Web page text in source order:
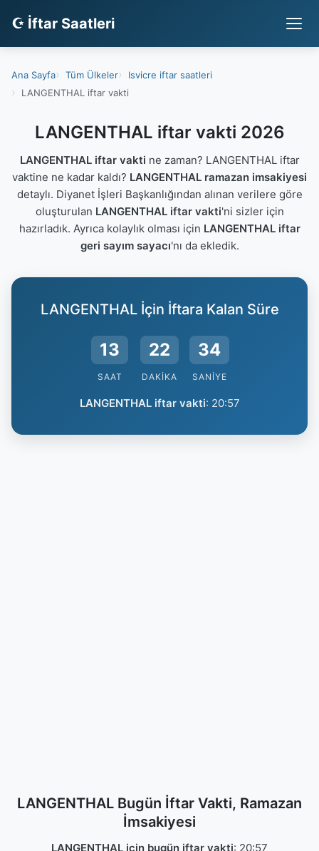
☪ İftar Saatleri
Ana Sayfa Tüm Ülkeler
Isvicre iftar saatleri
LANGENTHAL iftar vakti
LANGENTHAL iftar vakti 2026
LANGENTHAL iftar vakti ne zaman? LANGENTHAL iftar
vaktine ne kadar kaldı? LANGENTHAL ramazan imsakiyesi
detaylı. Diyanet İşleri Başkanlığından alınan verilere göre
oluşturulan LANGENTHAL iftar vakti'ni sizler için
hazırladık. Ayrıca kolaylık olması için LANGENTHAL iftar
geri sayım sayacı'nı da ekledik.
LANGENTHAL İçin İftara Kalan Süre
13
SAAT
22
DAKIKA
34
SANIYE
LANGENTHAL iftar vakti: 20:57
LANGENTHAL Bugün İftar Vakti, Ramazan
İmsakiyesi
LANGENTHAL için bugün iftar vakti: 20:57